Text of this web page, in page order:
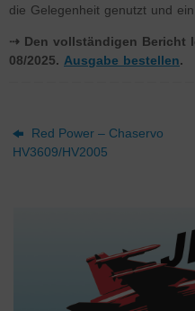
die Gelegenheit genutzt und
⇢ Den vollständigen Bericht
08/2025. Ausgabe bestellen.
Red Power – Chaservo
HV3609/HV2005